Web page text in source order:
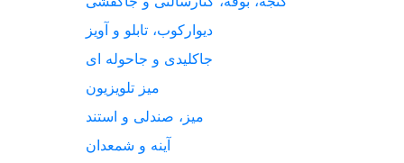
دیوارکوب، تابلو و آویز
جاکلیدی و جاحوله ای
میز تلویزیون
میز، صندلی و استند
آینه و شمعدان